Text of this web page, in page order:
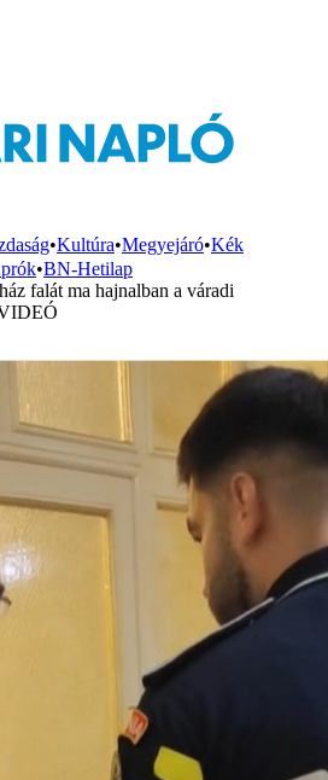
•Kultúra•Megyejáró•Kék
•BN-Hetilap
falát ma hajnalban a váradi